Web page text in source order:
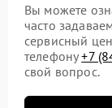
Вы можете
часто
сервисный
телефону+7
свой вопрос.